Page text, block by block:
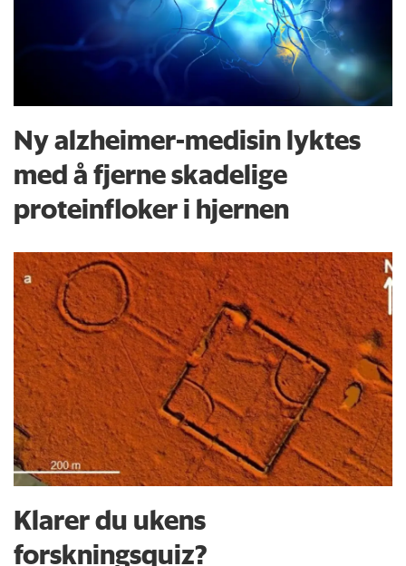
Ny alzheimer-medisin lyktes
med å fjerne skadelige
proteinfloker i hjernen
Klarer du ukens
forskningsquiz?